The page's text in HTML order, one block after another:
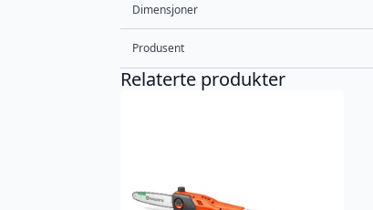
Dimensjoner
Produsent
Relaterte produkter